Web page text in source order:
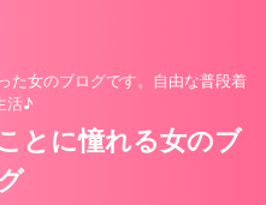
た女のブログです。自由な普段着
活♪
とに憧れる女のブ